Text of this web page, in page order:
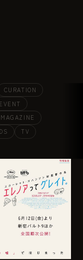
CURATION
EVENT
MAGAZINE
TV